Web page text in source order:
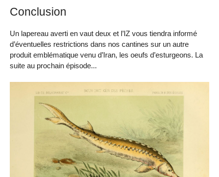
Conclusion
Un lapereau averti en vaut deux et l’IZ vous tiendra informé
d’éventuelles restrictions dans nos cantines sur un autre
produit emblématique venu d’Iran, les oeufs d’esturgeons. La
suite au prochain épisode...